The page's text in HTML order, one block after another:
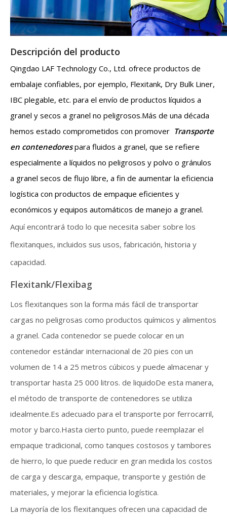
Descripción del producto
Qingdao LAF Technology Co., Ltd. ofrece productos de
embalaje confiables, por ejemplo, Flexitank, Dry Bulk Liner,
IBC plegable, etc. para el envío de productos líquidos a
granel y secos a granel no peligrosos.Más de una década
hemos estado comprometidos con promover Transporte
en contenedorespara fluidos a granel, que se refiere
especialmente a líquidos no peligrosos y polvo o gránulos
a granel secos de flujo libre, a fin de aumentar la eficiencia
logística con productos de empaque eficientes y
económicos y equipos automáticos de manejo a granel.
Aquí encontrará todo lo que necesita saber sobre los
flexitanques, incluidos sus usos, fabricación, historia y
capacidad.
Flexitank/Flexibag
Los flexitanques son la forma más fácil de transportar
cargas no peligrosas como productos químicos y alimentos
a granel. Cada contenedor se puede colocar en un
contenedor estándar internacional de 20 pies con un
volumen de 14 a 25 metros cúbicos y puede almacenar y
transportar hasta 25 000 litros. de liquidoDe esta manera,
el método de transporte de contenedores se utiliza
idealmente.Es adecuado para el transporte por ferrocarril,
motor y barco.Hasta cierto punto, puede reemplazar el
empaque tradicional, como tanques costosos y tambores
de hierro, lo que puede reducir en gran medida los costos
de carga y descarga, empaque, transporte y gestión de
materiales, y mejorar la eficiencia logística.
La mayoría de los flexitanques ofrecen una capacidad de